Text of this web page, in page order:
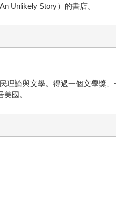
Unlikely Story）的書店。
理論與文學。得過一個文學獎
國。